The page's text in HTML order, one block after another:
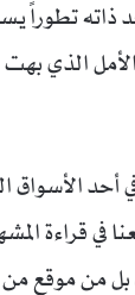
ذاته تطوراً
الذي
الأسواق
في قراءة
من موقع